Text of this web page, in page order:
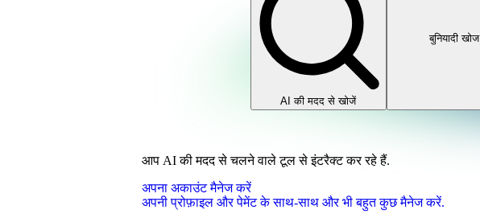
AI की मदद से खोजें
बुनियादी खोज
आप AI की मदद से चलने वाले टूल से इंटरैक्ट कर रहे हैं.
अपना अकाउंट मैनेज करें
अपनी प्रोफ़ाइल और पेमेंट के साथ-साथ और भी बहुत कुछ मैनेज करें.